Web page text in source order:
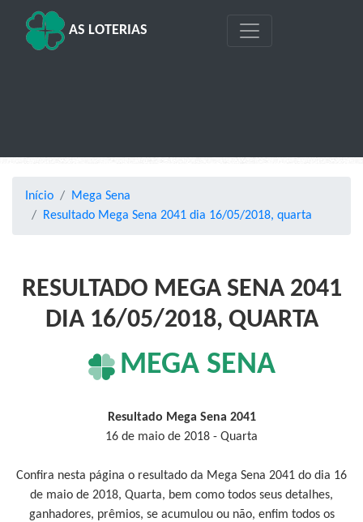
AS LOTERIAS
Início
Mega Sena
Resultado Mega Sena 2041 dia 16/05/2018, quarta
RESULTADO MEGA SENA 2041
DIA 16/05/2018, QUARTA
MEGA SENA
Resultado Mega Sena 2041
16 de maio de 2018 - Quarta
Confira nesta página o resultado da Mega Sena 2041 do dia 16
de maio de 2018, Quarta, bem como todos seus detalhes,
ganhadores, prêmios, se acumulou ou não, enfim todos os